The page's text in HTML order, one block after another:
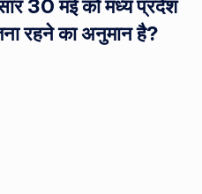
30 मई को मध्य प्रदेश
रहने का अनुमान है?